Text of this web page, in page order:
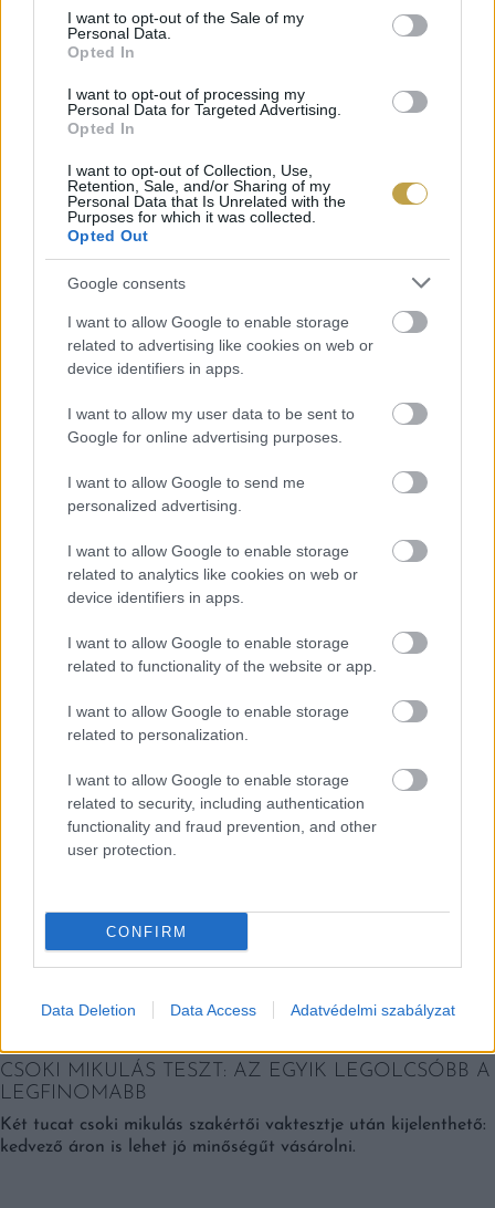
consent section.
I want to opt-out of the Sale of my
Personal Data.
Opted In
I want to opt-out of processing my
Personal Data for Targeted Advertising.
Opted In
I want to opt-out of Collection, Use,
Retention, Sale, and/or Sharing of my
Personal Data that Is Unrelated with the
Purposes for which it was collected.
Opted Out
Google consents
I want to allow Google to enable storage
related to advertising like cookies on web or
device identifiers in apps.
I want to allow my user data to be sent to
Google for online advertising purposes.
I want to allow Google to send me
personalized advertising.
I want to allow Google to enable storage
related to analytics like cookies on web or
device identifiers in apps.
I want to allow Google to enable storage
related to functionality of the website or app.
I want to allow Google to enable storage
related to personalization.
I want to allow Google to enable storage
related to security, including authentication
functionality and fraud prevention, and other
user protection.
CONFIRM
Data Deletion Data Access Adatvédelmi szabályzat
Címlapfotó: felix jiricka/ Unsplash
EZEK IS ÉRDEKELHETNEK
Falatok
CSOKI MIKULÁS TESZT: AZ EGYIK LEGOLCSÓBB A
LEGFINOMABB
Két tucat csoki mikulás szakértői vaktesztje után kijelenthető:
kedvező áron is lehet jó minőségűt vásárolni.